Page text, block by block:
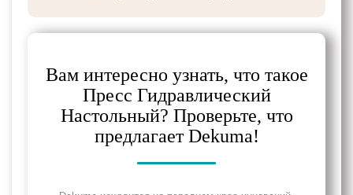
Вам интересно узнать, что такое
Пресс Гидравлический
Настольный? Проверьте, что
предлагает Dekuma!